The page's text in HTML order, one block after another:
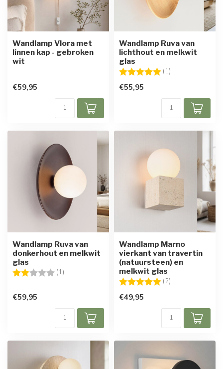
Wandlamp Vlora met
linnen kap - gebroken
wit
€59,95
Wandlamp Ruva van
lichthout en melkwit
glas
Beoordeling: (1)
€55,95
Wandlamp Ruva van
donkerhout en melkwit
glas
Beoordeling: (1)
€59,95
Wandlamp Marno
vierkant van travertin
(natuursteen) en
melkwit glas
Beoordeling: (2)
€49,95